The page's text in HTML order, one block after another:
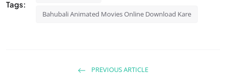
Tags:
Bahubali Animated Movies Online Download Kare
PREVIOUS ARTICLE